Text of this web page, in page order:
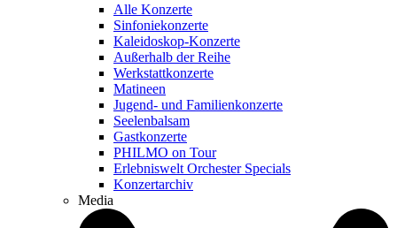
Alle Konzerte
Sinfoniekonzerte
Kaleidoskop-Konzerte
Außerhalb der Reihe
Werkstattkonzerte
Matineen
Jugend- und Familienkonzerte
Seelenbalsam
Gastkonzerte
PHILMO on Tour
Erlebniswelt Orchester Specials
Konzertarchiv
Media